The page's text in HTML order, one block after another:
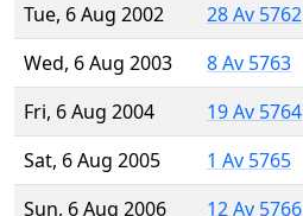
Tue, 6 Aug 2002
28 Av 5762
Wed, 6 Aug 2003
8 Av 5763
Fri, 6 Aug 2004
19 Av 5764
Sat, 6 Aug 2005
1 Av 5765
Sun, 6 Aug 2006
12 Av 5766